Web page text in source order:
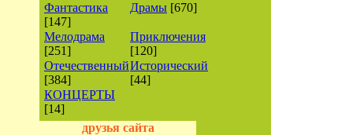
Фантастика
[147]
Драмы [670]
Мелодрама
[251]
Приключения
[120]
Отечественный
[384]
Исторический
[44]
КОНЦЕРТЫ
[14]
друзья сайта